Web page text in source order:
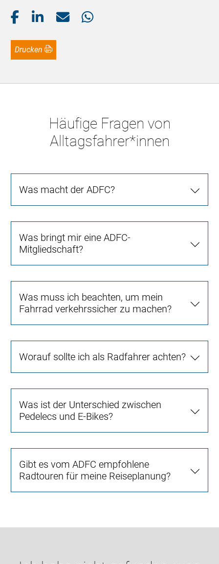
Drucken
Häufige Fragen von
Alltagsfahrer*innen
Was macht der ADFC?
Was bringt mir eine ADFC-
Mitgliedschaft?
Was muss ich beachten, um mein
Fahrrad verkehrssicher zu machen?
Worauf sollte ich als Radfahrer achten?
Was ist der Unterschied zwischen
Pedelecs und E-Bikes?
Gibt es vom ADFC empfohlene
Radtouren für meine Reiseplanung?